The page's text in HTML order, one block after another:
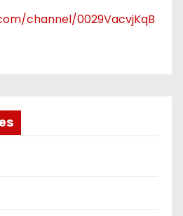
channel/0029VacvjKqB